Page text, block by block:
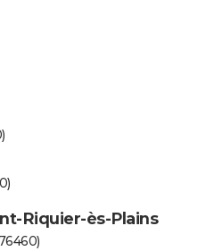
Riquier-ès-Plains